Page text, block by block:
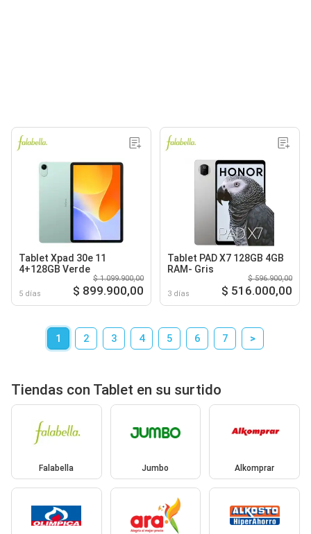
Tablet Xpad 30e 11
4+128GB Verde
5 días
$ 1.099.900,00
$ 899.900,00
Tablet PAD X7 128GB 4GB
RAM- Gris
3 días
$ 596.900,00
$ 516.000,00
1 2 3 4 5 6 7 >
Tiendas con Tablet en su surtido
Falabella Jumbo Alkomprar